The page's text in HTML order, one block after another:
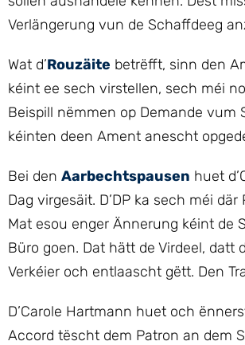
Verlängerung vun de Schaffdeeg
Wat d’Rouzäite betrëfft, sinn den
kéint ee sech virstellen, sech méi
Beispill nëmmen op Demande vum
kéinten deen Ament anescht
Bei den Aarbechtspausen huet
Dag virgesäit. D’DP ka sech méi
Mat esou enger Ännerung kéint de
Büro goen. Dat hätt de Virdeel,
Verkéier och entlaascht gëtt. Den
D’Carole Hartmann huet och
Accord tëscht dem Patron an dem